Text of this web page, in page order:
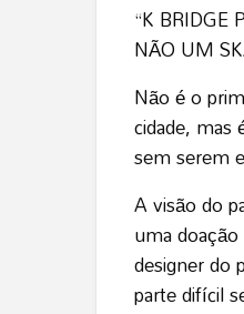
“K BRIDGE
NÃO UM
Não é o
cidade, mas
sem serem
A visão do
uma
designer do
parte difícil